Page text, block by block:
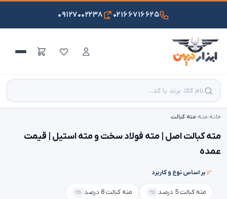
۰۲۱۶۶۷۱۶۶۲۵ ۰۹۱۲۷۰۰۲۲۳۸
خانه›مته›مته کبالت
مته کبالت اصل | مته فولاد سخت و مته استیل | قیمت
عمده
بر اساس نوع و کاربرد
مته کبالت 5 درصد ۲۵ مته کبالت 8 درصد ۲۵